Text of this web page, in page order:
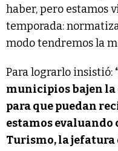
haber, pero estamos
temporada:
modo tendremos la
Para lograrlo insistió:
municipios bajen la
para que puedan
estamos evaluando
Turismo, la jefatura